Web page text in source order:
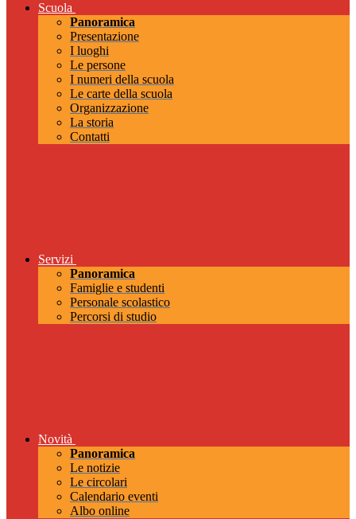
Scuola
Panoramica
Presentazione
I luoghi
Le persone
I numeri della scuola
Le carte della scuola
Organizzazione
La storia
Contatti
Servizi
Panoramica
Famiglie e studenti
Personale scolastico
Percorsi di studio
Novità
Panoramica
Le notizie
Le circolari
Calendario eventi
Albo online